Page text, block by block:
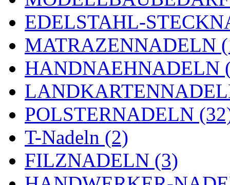
EDELSTAHL-
MATRAZENNADELN
HANDNAEHNADELN
POLSTERNADELN
T-Nadeln (2)
FILZNADELN (3)